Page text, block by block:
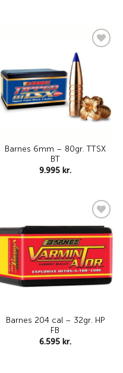
Barnes 6mm – 80gr. TTSX
BT
9.995 kr.
Add to
wishlist
Barnes 204 cal – 32gr. HP
FB
6.595 kr.